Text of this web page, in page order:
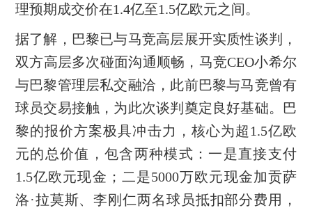
理预期成交价在1.4亿至1.5亿欧元之间。
据了解，巴黎已与马竞高层展开实质性谈判，
双方高层多次碰面沟通顺畅，马竞CEO小希尔
与巴黎管理层私交融洽，此前巴黎与马竞曾有
球员交易接触，为此次谈判奠定良好基础。巴
黎的报价方案极具冲击力，核心为超1.5亿欧
元的总价值，包含两种模式：一是直接支付
1.5亿欧元现金；二是5000万欧元现金加贡萨
洛·拉莫斯、李刚仁两名球员抵扣部分费用，